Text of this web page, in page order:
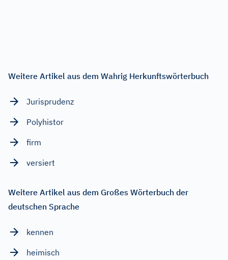
Weitere Artikel aus dem Wahrig Herkunftswörterbuch
Jurisprudenz
Polyhistor
firm
versiert
Weitere Artikel aus dem Großes Wörterbuch der
deutschen Sprache
kennen
heimisch